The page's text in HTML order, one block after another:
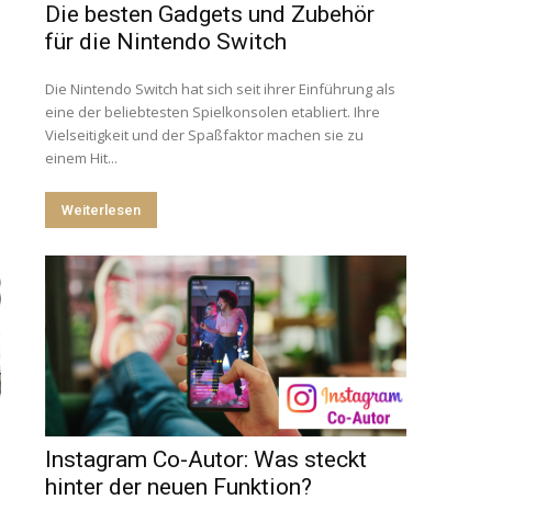
Die besten Gadgets und Zubehör
für die Nintendo Switch
Die Nintendo Switch hat sich seit ihrer Einführung als
eine der beliebtesten Spielkonsolen etabliert. Ihre
Vielseitigkeit und der Spaßfaktor machen sie zu
einem Hit...
Weiterlesen
Instagram Co-Autor: Was steckt
hinter der neuen Funktion?